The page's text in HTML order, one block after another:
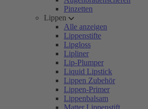
Pinzetten
Lippen
Alle anzeigen
Lippenstifte
Lipgloss
Lipliner
Lip-Plumper
Liquid Lipstick
Lippen Zubehör
Lippen-Primer
Lippenbalsam
Matter Lippenstift